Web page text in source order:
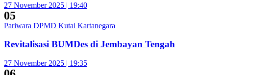
27 November 2025 | 19:40
05
Pariwara DPMD Kutai Kartanegara
Revitalisasi BUMDes di Jembayan Tengah
27 November 2025 | 19:35